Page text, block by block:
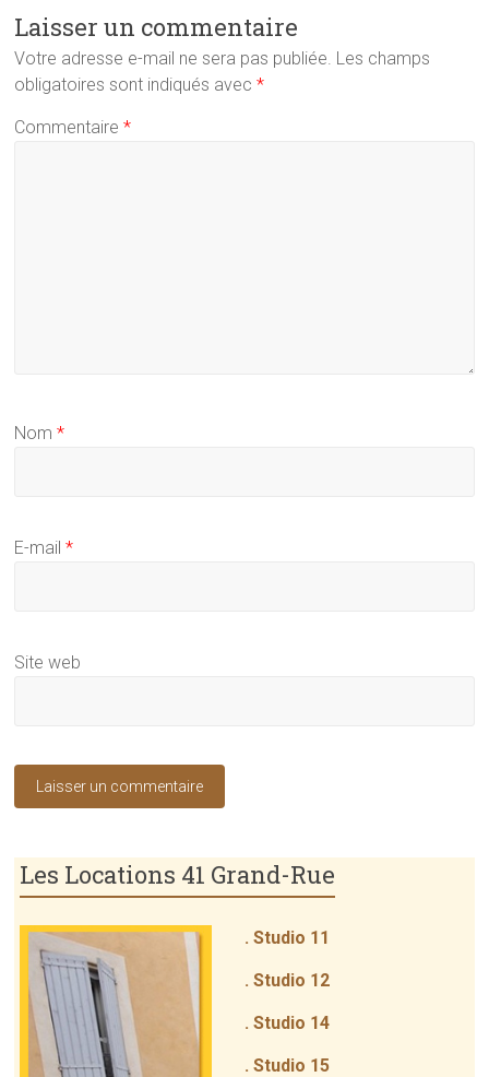
Laisser un commentaire
Votre adresse e-mail ne sera pas publiée. Les champs
obligatoires sont indiqués avec*
Commentaire*
Nom*
E-mail*
Site web
Les Locations 41 Grand-Rue
. Studio 11
. Studio 12
. Studio 14
. Studio 15